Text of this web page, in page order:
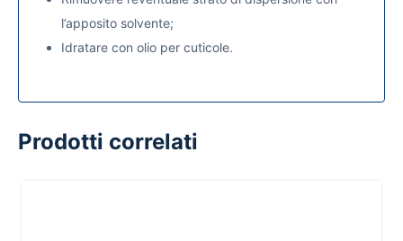
l’apposito solvente;
Idratare con olio per cuticole.
Prodotti correlati